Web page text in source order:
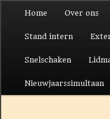
Spring naar de
Spring naar de
Home Over ons
Stand intern
Snelschaken
Nieuwjaarssimultaan